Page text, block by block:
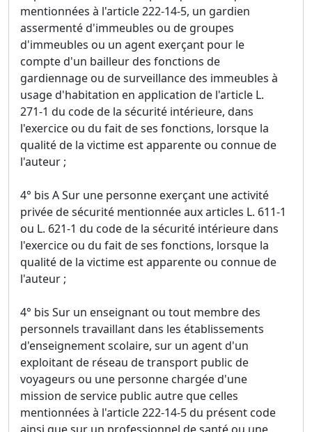
mentionnées à l'article 222-14-5, un gardien
assermenté d'immeubles ou de groupes
d'immeubles ou un agent exerçant pour le
compte d'un bailleur des fonctions de
gardiennage ou de surveillance des immeubles à
usage d'habitation en application de l'article L.
271-1 du code de la sécurité intérieure, dans
l'exercice ou du fait de ses fonctions, lorsque la
qualité de la victime est apparente ou connue de
l'auteur ;
4° bis A Sur une personne exerçant une activité
privée de sécurité mentionnée aux articles L. 611-1
ou L. 621-1 du code de la sécurité intérieure dans
l'exercice ou du fait de ses fonctions, lorsque la
qualité de la victime est apparente ou connue de
l'auteur ;
4° bis Sur un enseignant ou tout membre des
personnels travaillant dans les établissements
d'enseignement scolaire, sur un agent d'un
exploitant de réseau de transport public de
voyageurs ou une personne chargée d'une
mission de service public autre que celles
mentionnées à l'article 222-14-5 du présent code